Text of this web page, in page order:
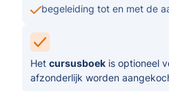
begeleiding tot en met de
Het cursusboek is optioneel
afzonderlijk worden